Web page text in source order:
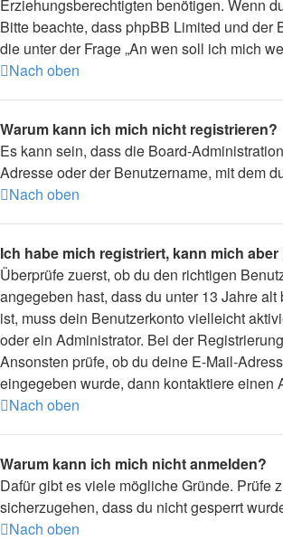
Erziehungsberechtigten benötigen. Wenn
Bitte beachte, dass phpBB Limited und
die unter der Frage „An wen soll ich mich
Nach oben
Warum kann ich mich nicht registrieren?
Es kann sein, dass die Board-
Adresse oder der Benutzername, mit dem
Nach oben
Ich habe mich registriert, kann mich
Überprüfe zuerst, ob du den richtigen
angegeben hast, dass du unter 13 Jahre
ist, muss dein Benutzerkonto vielleicht
oder ein Administrator. Bei der
Ansonsten prüfe, ob du deine E-Mail-
eingegeben wurde, dann kontaktiere einen
Nach oben
Warum kann ich mich nicht anmelden?
Dafür gibt es viele mögliche Gründe. Prüfe
sicherzugehen, dass du nicht gesperrt
Nach oben